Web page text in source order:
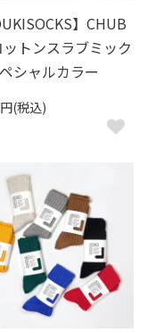
】CHUB
ットンスラブミック
シャルカラー
(税込)